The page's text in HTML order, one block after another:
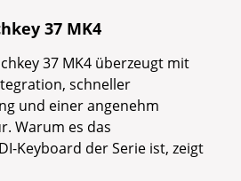
37 MK4
37 MK4 überzeugt mit
schneller
und einer angenehm
Warum es das
Keyboard der Serie ist, zeigt